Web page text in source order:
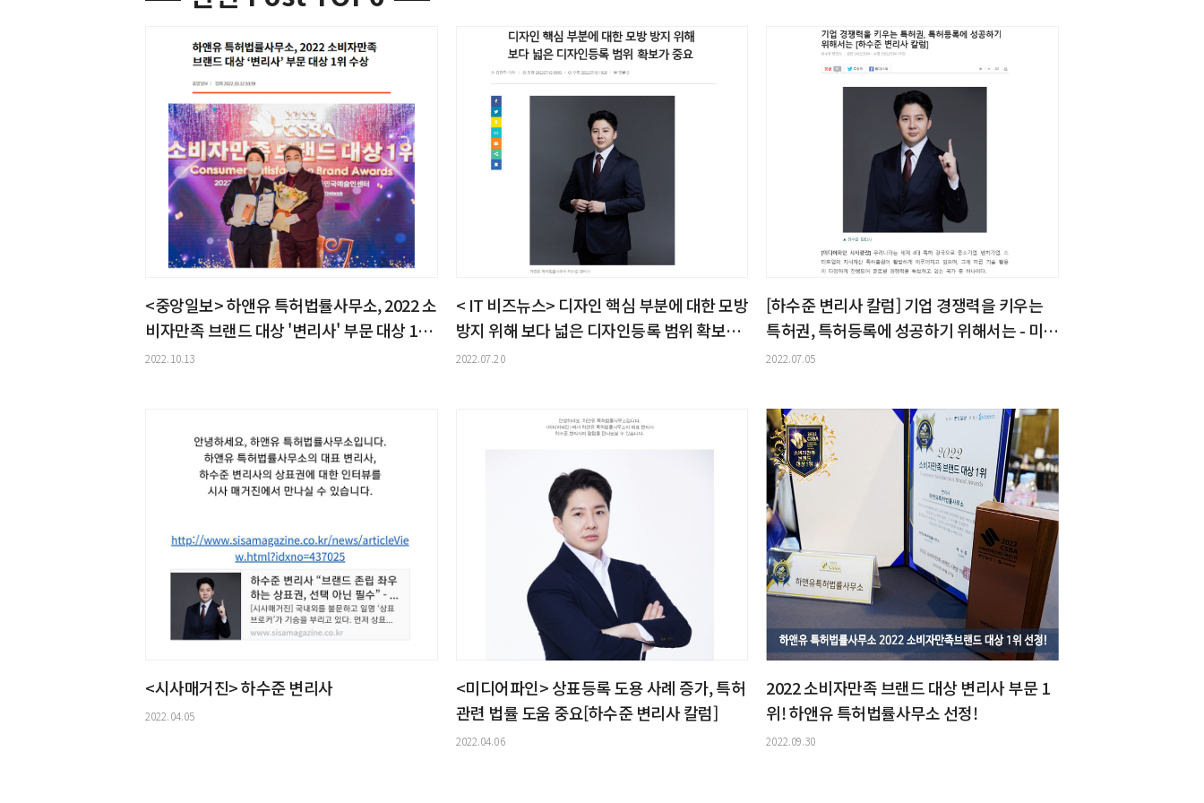
<중앙일보> 하앤유 특허법률사무소, 2022 소
비자만족 브랜드 대상 '변리사' 부문 대상 1위
수상
2022.10.13
< IT 비즈뉴스> 디자인 핵심 부분에 대한 모방
방지 위해 보다 넓은 디자인등록 범위 확보가
중요
2022.07.20
[하수준 변리사 칼럼] 기업 경쟁력을 키우는
특허권, 특허등록에 성공하기 위해서는 - 미디
어파인 시사칼럼
2022.07.05
<시사매거진> 하수준 변리사
2022.04.05
<미디어파인> 상표등록 도용 사례 증가, 특허
관련 법률 도움 중요[하수준 변리사 칼럼]
2022.04.06
2022 소비자만족 브랜드 대상 변리사 부문 1
위! 하앤유 특허법률사무소 선정!
2022.09.30